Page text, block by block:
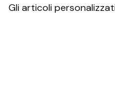
Gli articoli